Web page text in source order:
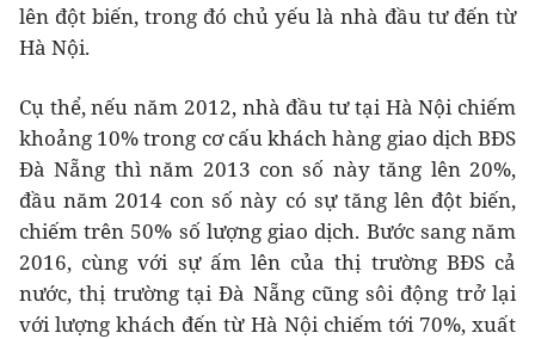
lên đột biến, trong đó chủ yếu là nhà đầu tư đến từ
Hà Nội.
Cụ thể, nếu năm 2012, nhà đầu tư tại Hà Nội chiếm
khoảng 10% trong cơ cấu khách hàng giao dịch BĐS
Đà Nẵng thì năm 2013 con số này tăng lên 20%,
đầu năm 2014 con số này có sự tăng lên đột biến,
chiếm trên 50% số lượng giao dịch. Bước sang năm
2016, cùng với sự ấm lên của thị trường BĐS cả
nước, thị trường tại Đà Nẵng cũng sôi động trở lại
với lượng khách đến từ Hà Nội chiếm tới 70%, xuất